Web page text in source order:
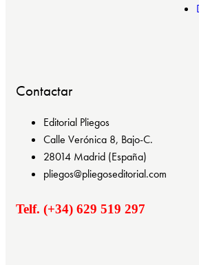
Contactar
Editorial Pliegos
Calle Verónica 8, Bajo-C.
28014 Madrid (España)
pliegos@pliegoseditorial.com
Telf. (+34) 629 519 297